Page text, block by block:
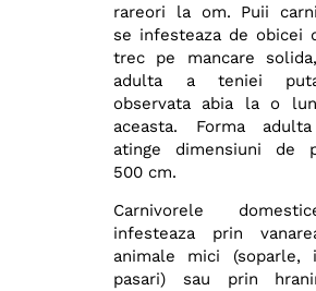
rareori la om. Puii
se infesteaza de obicei
trec pe mancare
adulta a teniei
observata abia la o
aceasta. Forma
atinge dimensiuni de
500 cm.
Carnivorele
infesteaza prin
animale mici (soparle,
pasari) sau prin